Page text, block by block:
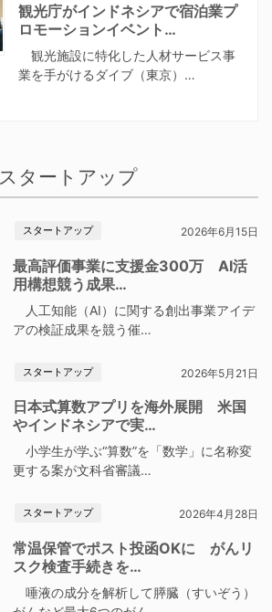
観光庁がインドネシアで宿泊業プ
ロモーションイベント…
観光施設に特化した人材サービス事
業を手がけるダイブ（東京）…
スタートアップ
スタートアップ 2026年6月15日
最高評価事業に支援金300万 AI活
用構想競う成果…
人工知能（AI）に関する創出事業アイデ
アの検証成果を競う催…
スタートアップ 2026年5月21日
日本式算数アプリを海外展開 米国
やインドネシアで実…
小学生が学ぶ“算数”を「数学」に名称変
更する案が文科省審議…
スタートアップ 2026年4月28日
常温保管でポスト投函OKに がんリ
スク検査手続きを…
唾液の成分を解析して膵臓（すいぞう）